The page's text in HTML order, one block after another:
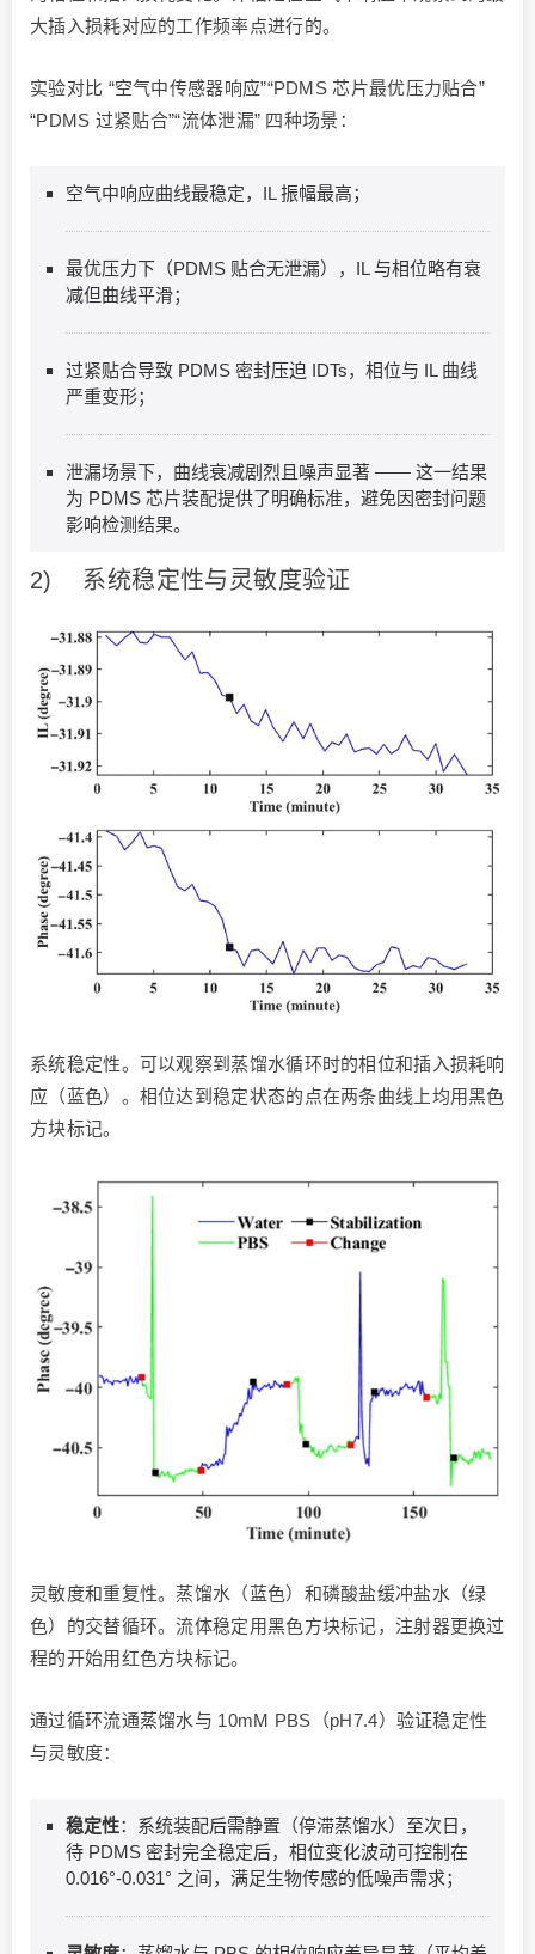
大插入损耗对应的工作频率点进行的。
实验对比 “空气中传感器响应”“PDMS 芯片最优压力贴合”
“PDMS 过紧贴合”“流体泄漏” 四种场景：
空气中响应曲线最稳定，IL 振幅最高；
最优压力下（PDMS 贴合无泄漏），IL 与相位略有衰
减但曲线平滑；
过紧贴合导致 PDMS 密封压迫 IDTs，相位与 IL 曲线
严重变形；
泄漏场景下，曲线衰减剧烈且噪声显著 —— 这一结果
为 PDMS 芯片装配提供了明确标准，避免因密封问题
影响检测结果。
2) 系统稳定性与灵敏度验证
系统稳定性。可以观察到蒸馏水循环时的相位和插入损耗响
应（蓝色）。相位达到稳定状态的点在两条曲线上均用黑色
方块标记。
灵敏度和重复性。蒸馏水（蓝色）和磷酸盐缓冲盐水（绿
色）的交替循环。流体稳定用黑色方块标记，注射器更换过
程的开始用红色方块标记。
通过循环流通蒸馏水与 10mM PBS（pH7.4）验证稳定性
与灵敏度：
稳定性：系统装配后需静置（停滞蒸馏水）至次日，
待 PDMS 密封完全稳定后，相位变化波动可控制在
0.016°-0.031° 之间，满足生物传感的低噪声需求；